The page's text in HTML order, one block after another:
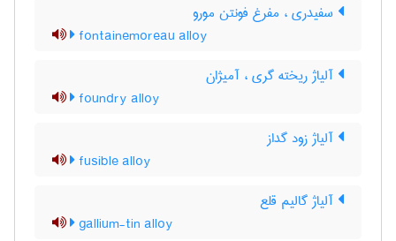
سفیدری ، مفرغ فونتن مورو
fontainemoreau alloy
آلیاژ ریخته گری ، آمیژان
foundry alloy
آلیاژ زود گداز
fusible alloy
آلیاژ گالیم قلع
gallium-tin alloy